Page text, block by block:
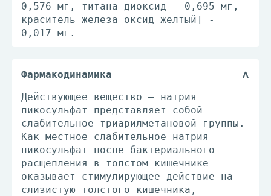
0,576 мг, титана диоксид - 0,695 мг,
краситель железа оксид желтый] -
0,017 мг.
Фармакодинамика
Действующее вещество – натрия
пикосульфат представляет собой
слабительное триарилметановой группы.
Как местное слабительное натрия
пикосульфат после бактериального
расщепления в толстом кишечнике
оказывает стимулирующее действие на
слизистую толстого кишечника,